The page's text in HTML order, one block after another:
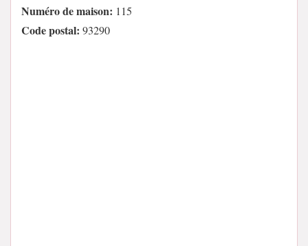
Numéro de maison: 115
Code postal: 93290